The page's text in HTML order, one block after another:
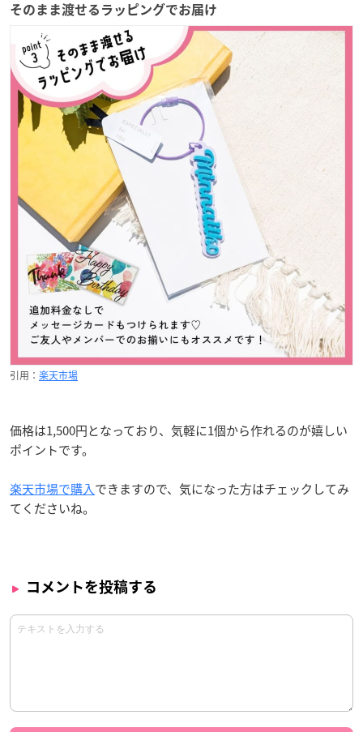
そのまま渡せるラッピングでお届け
引用： 楽天市場
価格は1,500円となっており、気軽に1個から作れるのが嬉しい
ポイントです。
楽天市場で購入できますので、気になった方はチェックしてみ
てくださいね。
コメントを投稿する